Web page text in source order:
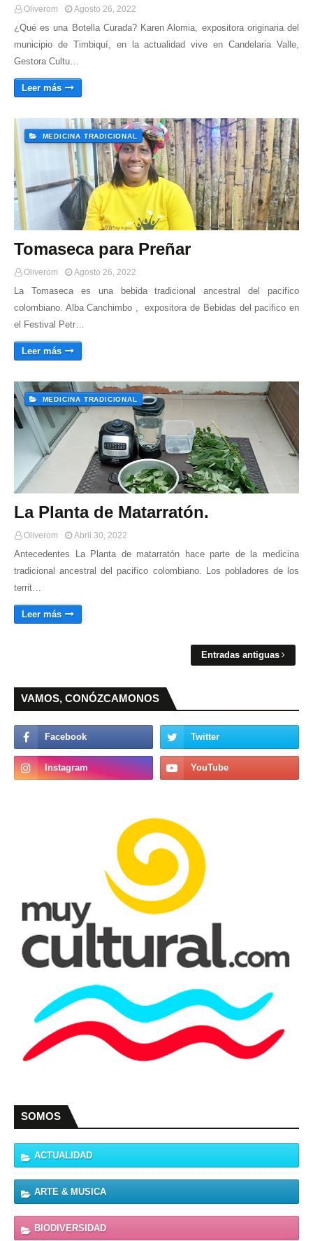
Oliverom Agosto 26, 2022
¿Qué es una Botella Curada? Karen Alomia, expositora originaria del
municipio de Timbiquí, en la actualidad vive en Candelaria Valle,
Gestora Cultu…
Leer más
MEDICINA TRADICIONAL
Tomaseca para Preñar
Oliverom Agosto 26, 2022
La Tomaseca es una bebida tradicional ancestral del pacifico
colombiano. Alba Canchimbo , expositora de Bebidas del pacifico en
el Festival Petr…
Leer más
MEDICINA TRADICIONAL
La Planta de Matarratón.
Oliverom Abril 30, 2022
Antecedentes La Planta de matarratón hace parte de la medicina
tradicional ancestral del pacifico colombiano. Los pobladores de los
territ…
Leer más
Entradas antiguas
VAMOS, CONÓZCAMONOS
SOMOS
ACTUALIDAD
ARTE & MUSICA
BIODIVERSIDAD